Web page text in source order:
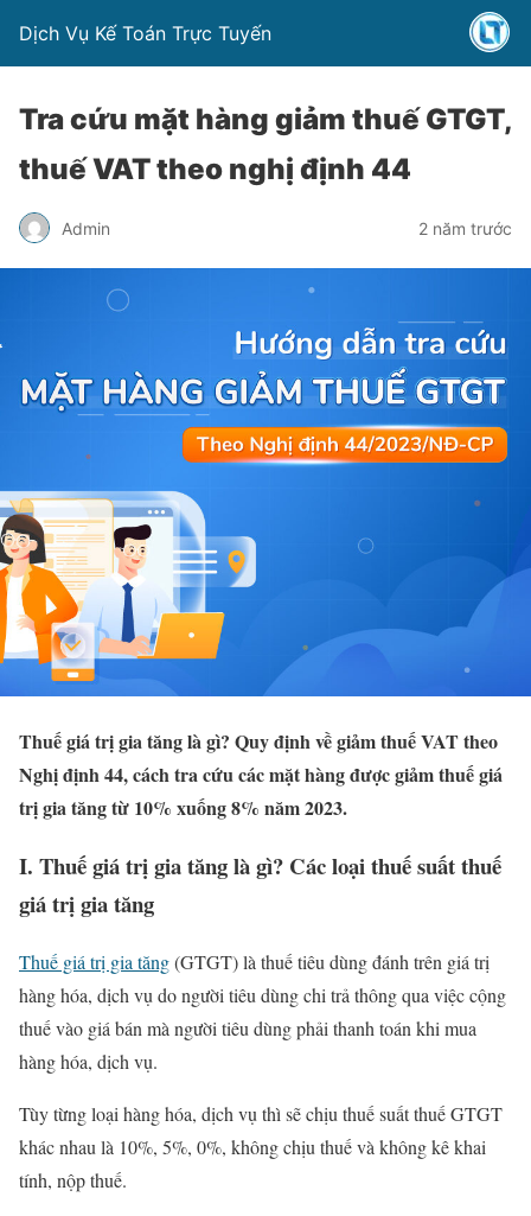
Dịch Vụ Kế Toán Trực Tuyến
Tra cứu mặt hàng giảm thuế GTGT,
thuế VAT theo nghị định 44
Admin 2 năm trước
Thuế giá trị gia tăng là gì? Quy định về giảm thuế VAT theo
Nghị định 44, cách tra cứu các mặt hàng được giảm thuế giá
trị gia tăng từ 10% xuống 8% năm 2023.
I. Thuế giá trị gia tăng là gì? Các loại thuế suất thuế
giá trị gia tăng
Thuế giá trị gia tăng(GTGT) là thuế tiêu dùng đánh trên giá trị
hàng hóa, dịch vụ do người tiêu dùng chi trả thông qua việc cộng
thuế vào giá bán mà người tiêu dùng phải thanh toán khi mua
hàng hóa, dịch vụ.
Tùy từng loại hàng hóa, dịch vụ thì sẽ chịu thuế suất thuế GTGT
khác nhau là 10%, 5%, 0%, không chịu thuế và không kê khai
tính, nộp thuế.